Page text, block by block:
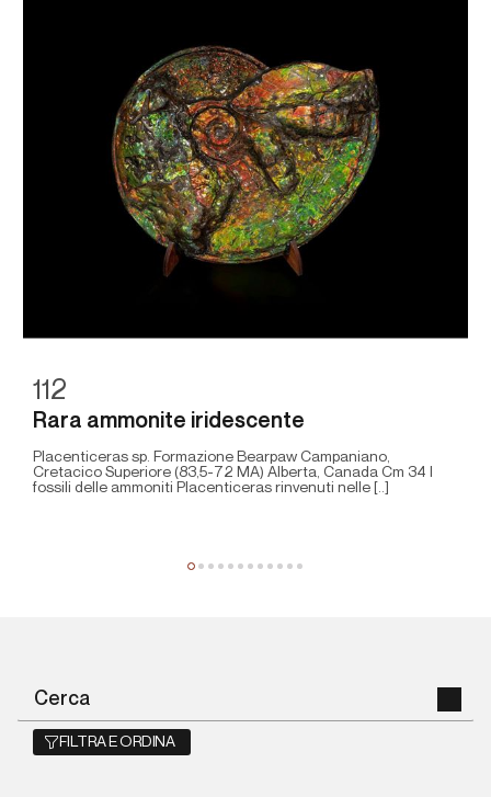
112
Rara ammonite iridescente
Placenticeras sp. Formazione Bearpaw Campaniano,
Cretacico Superiore (83,5-72 MA) Alberta, Canada Cm 34 I
fossili delle ammoniti Placenticeras rinvenuti nelle [..]
FILTRA E ORDINA